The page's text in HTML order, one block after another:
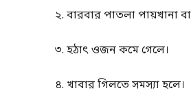
২. বারবার পাতলা পায়খানা
৩. হঠাৎ ওজন কমে গেলে।
৪. খাবার গিলতে সমস্যা হলে।